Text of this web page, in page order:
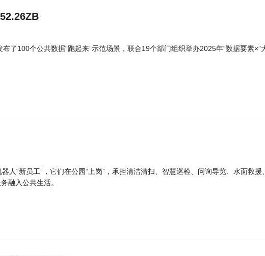
了100个公共数据“跑起来”示范场景，联合19个部门组织举办2025年“数据要素×”
人“新员工”，它们在公园“上岗”，承担清洁清扫、智慧巡检、问询导览、水面救援
融入公共生活。